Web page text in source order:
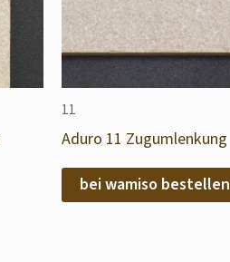
11
Aduro 11 Zugumlenkung
bei wamiso bestellen